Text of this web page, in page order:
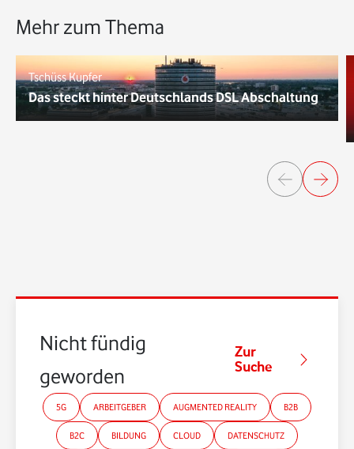
Mehr zum Thema
Tschüss Kupfer
Das steckt hinter Deutschlands DSL Abschaltung
Nicht fündig
geworden?
Zur
Suche
5G ARBEITGEBER AUGMENTED REALITY B2B
B2C BILDUNG CLOUD DATENSCHUTZ